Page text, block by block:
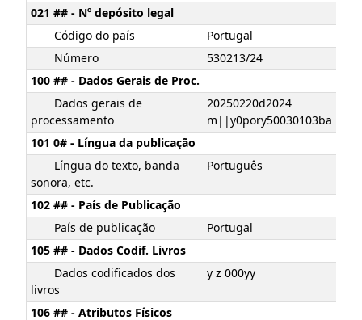
021 ## - Nº depósito legal
Código do país
Portugal
Número
530213/24
100 ## - Dados Gerais de Proc.
Dados gerais de
processamento
20250220d2024
m||y0pory50030103ba
101 0# - Língua da publicação
Língua do texto, banda
sonora, etc.
Português
102 ## - País de Publicação
País de publicação
Portugal
105 ## - Dados Codif. Livros
Dados codificados dos
livros
y z 000yy
106 ## - Atributos Físicos